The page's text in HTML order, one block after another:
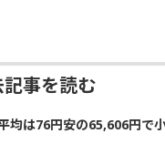
記事を読む
平均は76円安の65,606円